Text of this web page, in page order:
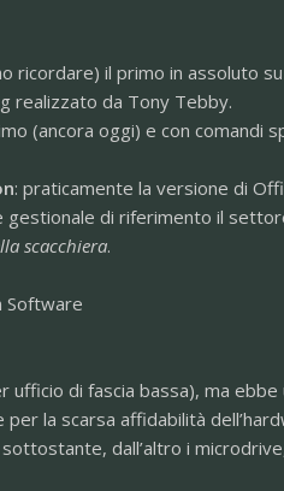
ricordare) il primo in assoluto
realizzato da Tony Tebby.
(ancora oggi) e con comandi
: praticamente la versione di
di riferimento il
scacchiera.
di fascia bassa), ma
la scarsa affidabilità
dall’altro i